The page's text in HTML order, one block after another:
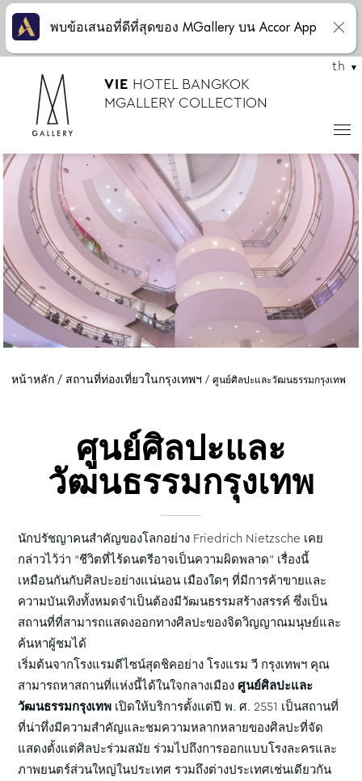
VIE HOTEL BANGKOK
MGALLERY COLLECTION
th
หน้าหลัก สถานที่ท่องเที่ยวในกรุงเทพฯ ศูนย์ศิลปะและวัฒนธรรมกรุงเทพ
ศูนย์ศิลปะและ
วัฒนธรรมกรุงเทพ
นักปรัชญาคนสำคัญของโลกอย่าง Friedrich Nietzsche เคย
กล่าวไว้ว่า “ชีวิตที่ไร้ดนตรีอาจเป็นความผิดพลาด” เรื่องนี้
เหมือนกันกับศิลปะอย่างแน่นอน เมืองใดๆ ที่มีการค้าขายและ
ความบันเทิงทั้งหมดจำเป็นต้องมีวัฒนธรรมสร้างสรรค์ ซึ่งเป็น
สถานที่ที่สามารถแสดงออกทางศิลปะของจิตวิญญาณมนุษย์และ
ค้นหาผู้ชมได้
เริ่มต้นจากโรงแรมดีไซน์สุดชิคอย่าง โรงแรม วี กรุงเทพฯ คุณ
สามารถหาสถานที่แห่งนี้ได้ในใจกลางเมืองศูนย์ศิลปะและ
วัฒนธรรมกรุงเทพ เปิดให้บริการตั้งแต่ปี พ. ศ. 2551 เป็นสถานที่
ที่น่าทึ่งมีความสำคัญและชมความหลากหลายของศิลปะที่จัด
แสดงตั้งแต่ศิลปะร่วมสมัย ร่วมไปถึงการออกแบบโรงละครและ
ภาพยนตร์ส่วนใหญ่ในประเทศ รวมถึงต่างประเทศเช่นเดียวกัน
พบข้อเสนอที่ดีที่สุดของ MGallery บน Accor App